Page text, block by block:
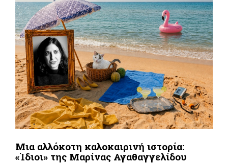
Μια αλλόκοτη καλοκαιρινή ιστορία:
«Ίδιοι» της Μαρίνας Αγαθαγγελίδου